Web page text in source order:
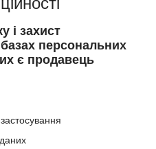
і захист
персональних
є продавець